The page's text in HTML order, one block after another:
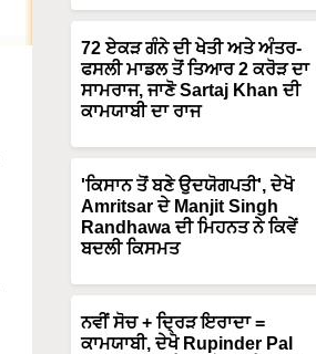
72 ਏਕੜ ਗੰਨੇ ਦੀ ਖੇਤੀ ਅਤੇ ਅੰਤਰ-
ਫਸਲੀ ਮਾਡਲ ਤੋਂ ਤਿਆਰ 2 ਕਰੋੜ ਦਾ
ਸਾਮਰਾਜ, ਜਾਣੋ Sartaj Khan ਦੀ
ਕਾਮਯਾਬੀ ਦਾ ਰਾਜ
'ਕਿਸਾਨ ਤੋਂ ਬਣੇ ਉਦਯੋਗਪਤੀ', ਦੇਖੋ
Amritsar ਦੇ Manjit Singh
Randhawa ਦੀ ਮਿਹਨਤ ਨੇ ਕਿਵੇਂ
ਬਦਲੀ ਕਿਸਮਤ
ਨਵੀਂ ਸੋਚ + ਦ੍ਰਿੜ ਇਰਾਦਾ =
ਕਾਮਯਾਬੀ, ਦੇਖੋ Rupinder Pal